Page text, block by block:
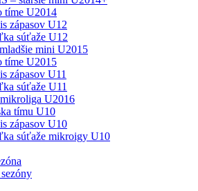
tíme U2014
zápasov U12
súťaže U12
mini U2015
tíme U2015
zápasov U11
súťaže U11
U2016
tímu U10
zápasov U10
súťaže mikroigy U10